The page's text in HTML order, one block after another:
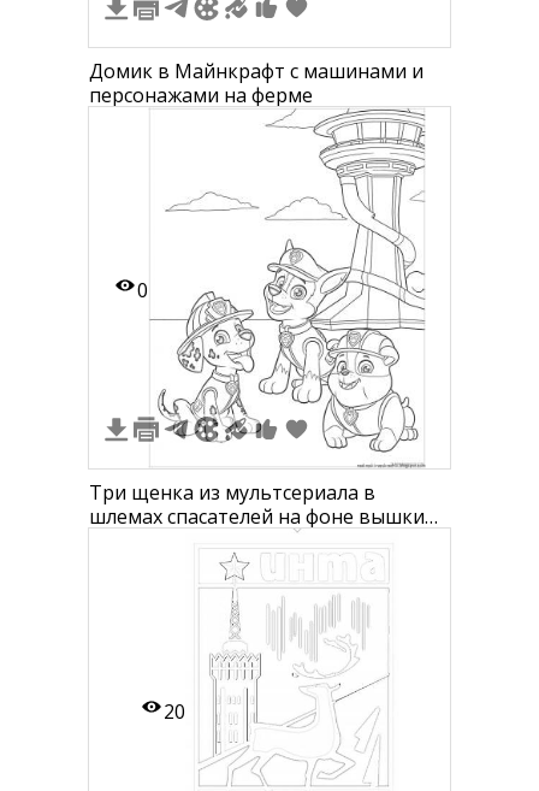
Домик в Майнкрафт с машинами и
персонажами на ферме
0
Три щенка из мультсериала в
шлемах спасателей на фоне вышки
20